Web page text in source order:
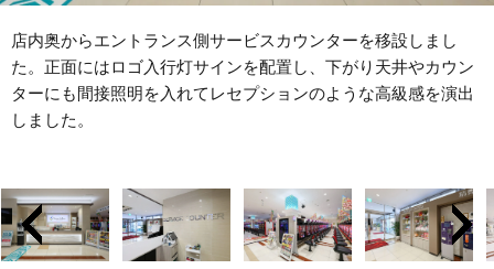
店内奥からエントランス側サービスカウンターを移設しまし
た。正面にはロゴ入行灯サインを配置し、下がり天井やカウン
ターにも間接照明を入れてレセプションのような高級感を演出
しました。